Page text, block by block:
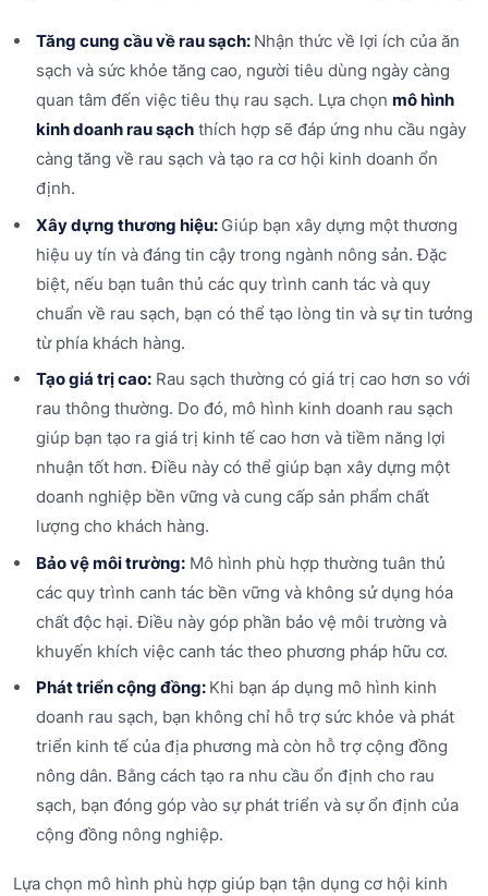
Tăng cung cầu về rau sạch: Nhận thức về lợi ích của ăn
sạch và sức khỏe tăng cao, người tiêu dùng ngày càng
quan tâm đến việc tiêu thụ rau sạch. Lựa chọn mô hình
kinh doanh rau sạchthích hợp sẽ đáp ứng nhu cầu ngày
càng tăng về rau sạch và tạo ra cơ hội kinh doanh ổn
định.
Xây dựng thương hiệu: Giúp bạn xây dựng một thương
hiệu uy tín và đáng tin cậy trong ngành nông sản. Đặc
biệt, nếu bạn tuân thủ các quy trình canh tác và quy
chuẩn về rau sạch, bạn có thể tạo lòng tin và sự tin tưởng
từ phía khách hàng.
Tạo giá trị cao:Rau sạch thường có giá trị cao hơn so với
rau thông thường. Do đó, mô hình kinh doanh rau sạch
giúp bạn tạo ra giá trị kinh tế cao hơn và tiềm năng lợi
nhuận tốt hơn. Điều này có thể giúp bạn xây dựng một
doanh nghiệp bền vững và cung cấp sản phẩm chất
lượng cho khách hàng.
Bảo vệ môi trường:Mô hình phù hợp thường tuân thủ
các quy trình canh tác bền vững và không sử dụng hóa
chất độc hại. Điều này góp phần bảo vệ môi trường và
khuyến khích việc canh tác theo phương pháp hữu cơ.
Phát triển cộng đồng: Khi bạn áp dụng mô hình kinh
doanh rau sạch, bạn không chỉ hỗ trợ sức khỏe và phát
triển kinh tế của địa phương mà còn hỗ trợ cộng đồng
nông dân. Bằng cách tạo ra nhu cầu ổn định cho rau
sạch, bạn đóng góp vào sự phát triển và sự ổn định của
cộng đồng nông nghiệp.
Lựa chọn mô hình phù hợp giúp bạn tận dụng cơ hội kinh